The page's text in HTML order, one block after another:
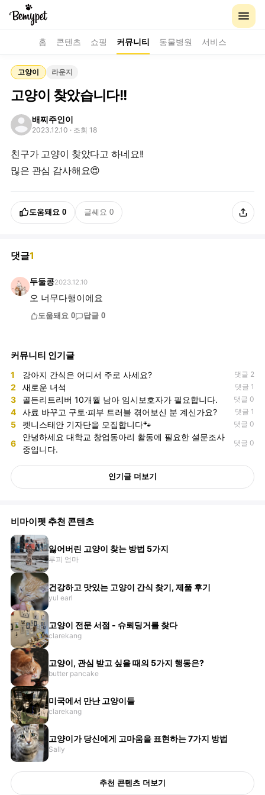
홈 콘텐츠 쇼핑 커뮤니티 동물병원 서비스
고양이 라운지
고양이 찾았습니다!!
배찌주인이
2023.12.10 · 조회 18
친구가 고양이 찾았다고 하네요!!
믾은 관심 감사해요😍
도움돼요 0 글쎄요 0
댓글1
두둘콩2023.12.10
오 너무다행이에요
도움돼요 0 답글 0
커뮤니티 인기글
1 강아지 간식은 어디서 주로 사세요? 댓글 2
2 새로운 녀석 댓글 1
3 골든리트리버 10개월 남아 임시보호자가 필요합니다. 댓글 0
4 사료 바꾸고 구토·피부 트러블 겪어보신 분 계신가요? 댓글 1
5 펫니스태안 기자단을 모집합니다🐾 댓글 0
6
안녕하세요 대학교 창업동아리 활동에 필요한 설문조사
중입니다.
댓글 0
인기글 더보기
비마이펫 추천 콘텐츠
잃어버린 고양이 찾는 방법 5가지
루피 엄마
건강하고 맛있는 고양이 간식 찾기, 제품 후기
yul earl
고양이 전문 서점 - 슈뢰딩거를 찾다
clarekang
고양이, 관심 받고 싶을 때의 5가지 행동은?
butter pancake
미국에서 만난 고양이들
clarekang
고양이가 당신에게 고마움을 표현하는 7가지 방법
Sally
추천 콘텐츠 더보기